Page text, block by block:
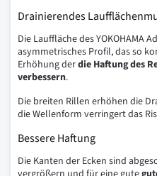
Drainierendes
Die Lauffläche des YOKOHAMA
asymmetrisches Profil, das so
Erhöhung derdie Haftung des
verbessern.
Die breiten Rillen erhöhen die
die Wellenform verringert das
Bessere Haftung
Die Kanten der Ecken sind